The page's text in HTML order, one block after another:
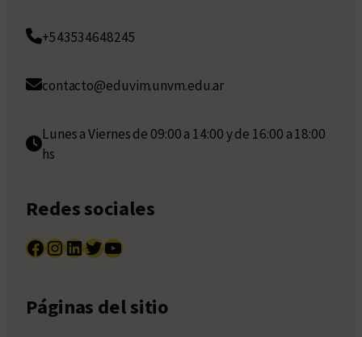
+543534648245
contacto@eduvim.unvm.edu.ar
Lunes a Viernes de 09:00 a 14:00 y de 16:00 a 18:00
hs
Redes sociales
Facebook InstagramLinkedIn Twitter YouTube
Páginas del sitio